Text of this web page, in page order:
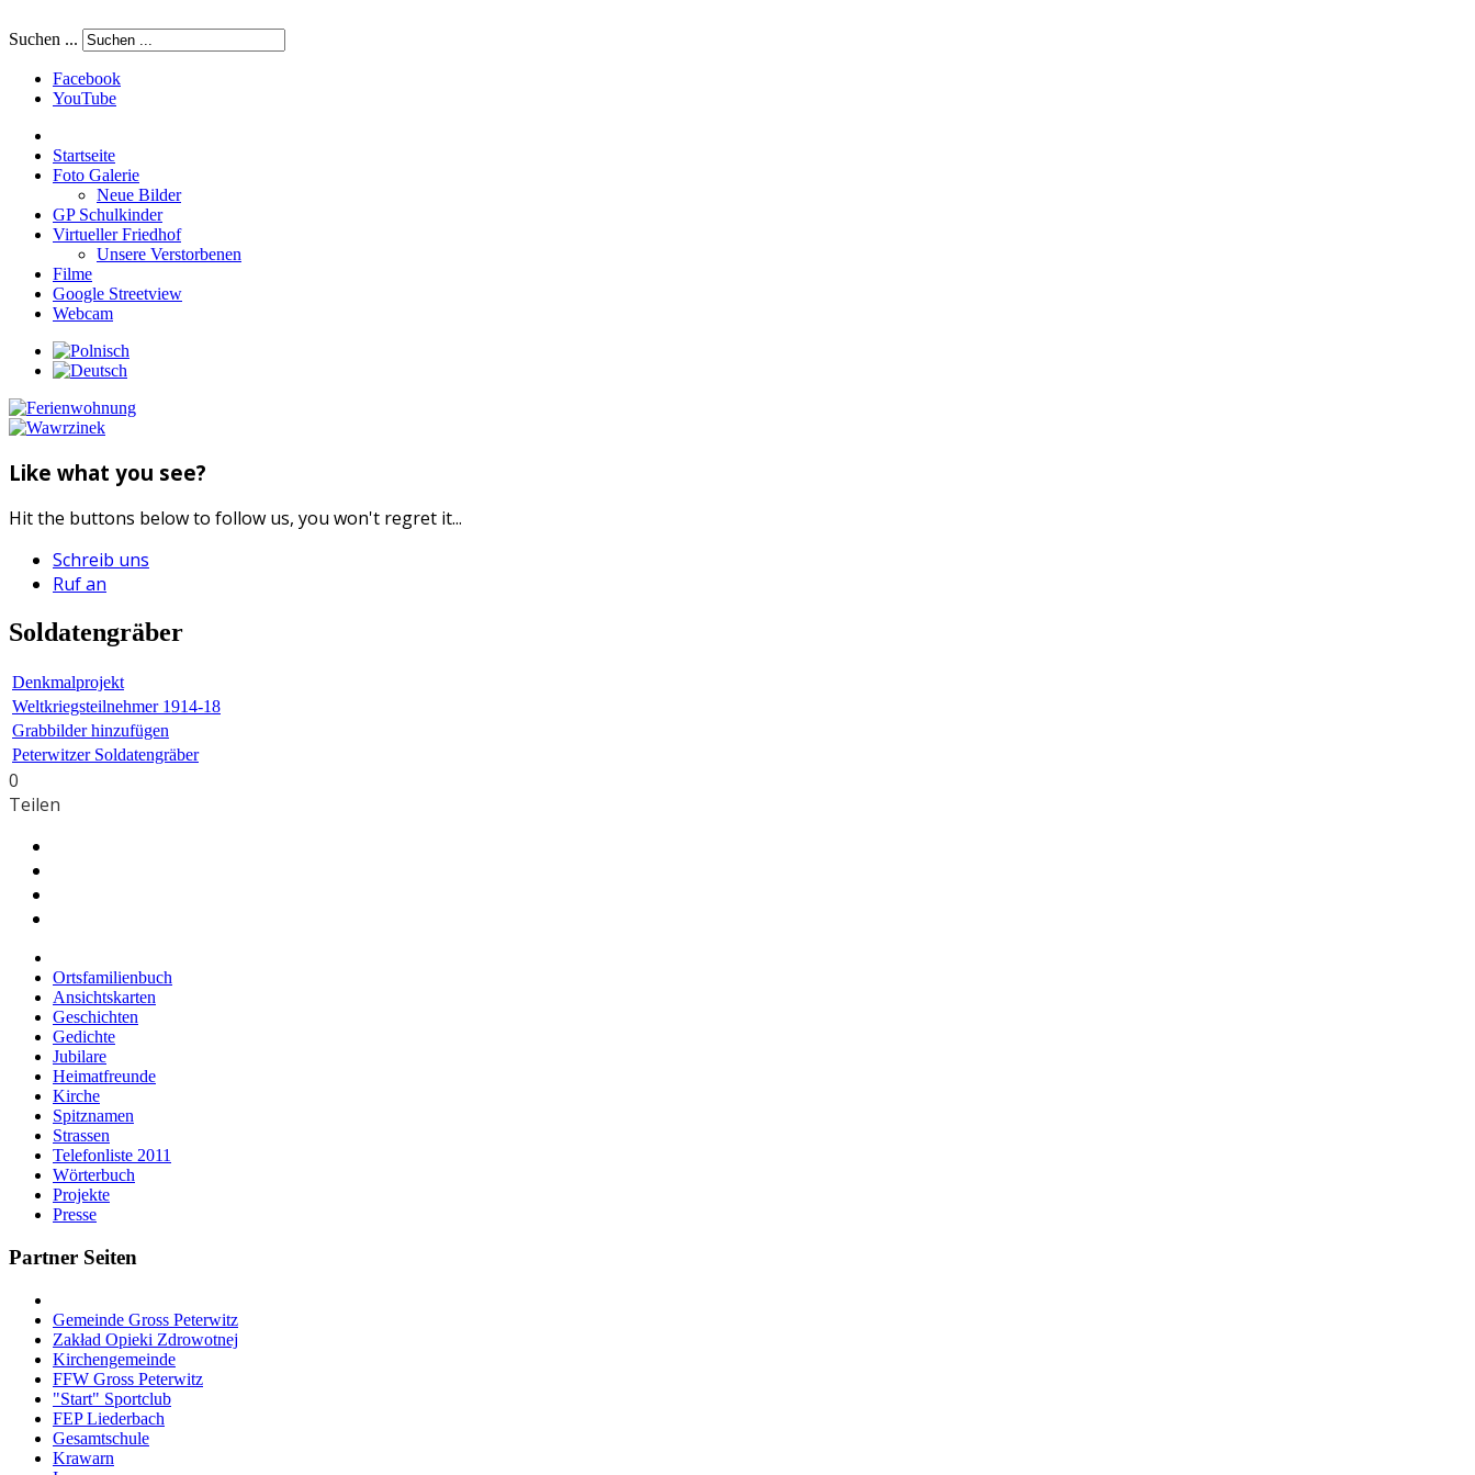
Suchen ...
Facebook
YouTube
Startseite
Foto Galerie
Neue Bilder
GP Schulkinder
Virtueller Friedhof
Unsere Verstorbenen
Filme
Google Streetview
Webcam
Like what you see?
Hit the buttons below to follow us, you won't regret it...
Schreib uns
Ruf an
Soldatengräber
Denkmalprojekt
Weltkriegsteilnehmer 1914-18
Grabbilder hinzufügen
Peterwitzer Soldatengräber
0
Teilen
Ortsfamilienbuch
Ansichtskarten
Geschichten
Gedichte
Jubilare
Heimatfreunde
Kirche
Spitznamen
Strassen
Telefonliste 2011
Wörterbuch
Projekte
Presse
Partner Seiten
Gemeinde Gross Peterwitz
Zakład Opieki Zdrowotnej
Kirchengemeinde
FFW Gross Peterwitz
"Start" Sportclub
FEP Liederbach
Gesamtschule
Krawarn